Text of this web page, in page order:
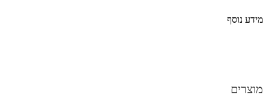
מוצרים
מידע נוסף